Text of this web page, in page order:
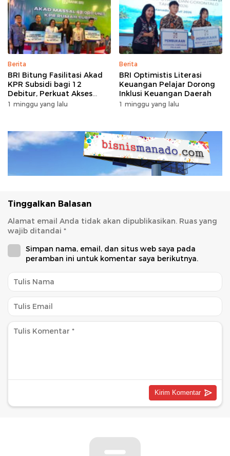
Berita
BRI Bitung Fasilitasi Akad
KPR Subsidi bagi 12
Debitur, Perkuat Akses
Hunian Masyarakat
1 minggu yang lalu
Berita
BRI Optimistis Literasi
Keuangan Pelajar Dorong
Inklusi Keuangan Daerah
1 minggu yang lalu
Tinggalkan Balasan
Alamat email Anda tidak akan dipublikasikan. Ruas yang
wajib ditandai *
Simpan nama, email, dan situs web saya pada
peramban ini untuk komentar saya berikutnya.